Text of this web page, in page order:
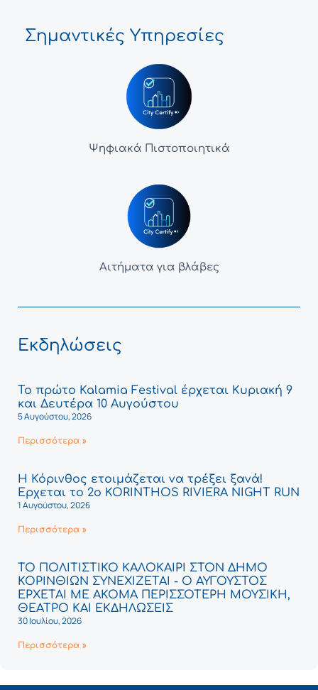
Σημαντικές Υπηρεσίες
Ψηφιακά Πιστοποιητικά
Αιτήματα για βλάβες
Εκδηλώσεις
Το πρώτο Kalamia Festival έρχεται Κυριακή 9
και Δευτέρα 10 Αυγούστου
5 Αυγούστου, 2026
Περισσότερα »
Η Κόρινθος ετοιμάζεται να τρέξει ξανά!
Έρχεται το 2ο KORINTHOS RIVIERA NIGHT RUN
1 Αυγούστου, 2026
Περισσότερα »
ΤΟ ΠΟΛΙΤΙΣΤΙΚΟ ΚΑΛΟΚΑΙΡΙ ΣΤΟΝ ΔΗΜΟ
ΚΟΡΙΝΘΙΩΝ ΣΥΝΕΧΙΖΕΤΑΙ - Ο ΑΥΓΟΥΣΤΟΣ
ΕΡΧΕΤΑΙ ΜΕ ΑΚΟΜΑ ΠΕΡΙΣΣΟΤΕΡΗ ΜΟΥΣΙΚΗ,
ΘΕΑΤΡΟ ΚΑΙ ΕΚΔΗΛΩΣΕΙΣ
30 Ιουλίου, 2026
Περισσότερα »